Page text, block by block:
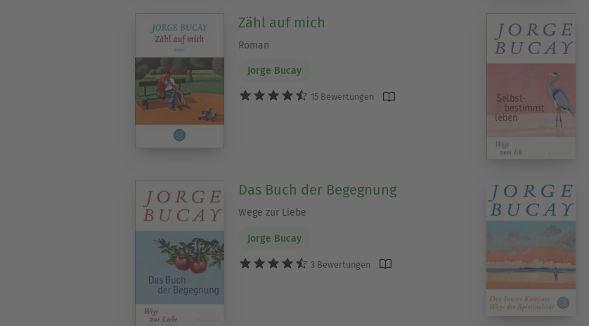
Zähl auf mich
Roman
Jorge Bucay
15 Bewertungen
Das Buch der Begegnung
Wege zur Liebe
Jorge Bucay
3 Bewertungen